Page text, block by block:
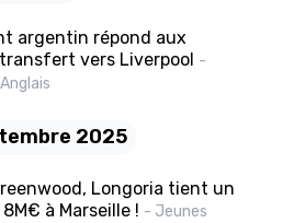
argentin répond aux
vers Liverpool -
2025
Longoria tient un
à Marseille ! - Jeunes